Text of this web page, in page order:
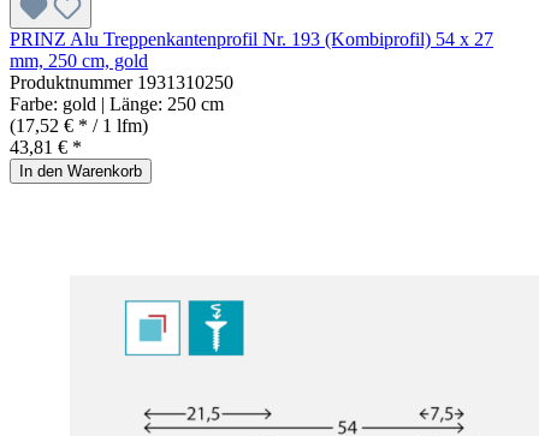
PRINZ Alu Treppenkantenprofil Nr. 193 (Kombiprofil) 54 x 27
mm, 250 cm, gold
Produktnummer 1931310250
Farbe: gold | Länge: 250 cm
(17,52 € * / 1 lfm)
43,81 € *
In den Warenkorb